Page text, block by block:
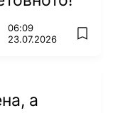
06:09
23.07.2026
add
а